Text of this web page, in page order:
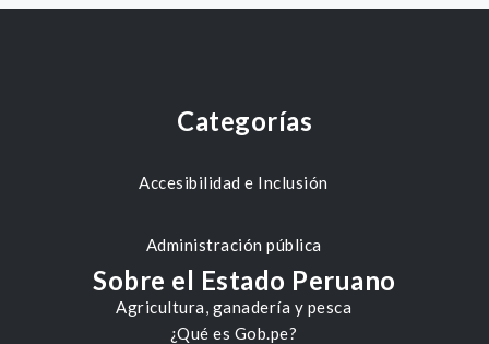
Categorías
Accesibilidad e Inclusión
Administración pública
Agricultura, ganadería y pesca
Sobre el Estado Peruano
¿Qué es Gob.pe?